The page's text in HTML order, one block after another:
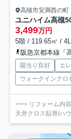
高槻市安満西の町
ユニハイム高槻
3,499万円
5階 / 119.65㎡ /
阪急京都本線「
陽当り良好 エ
ウォークインクロ
━━ リフォーム内